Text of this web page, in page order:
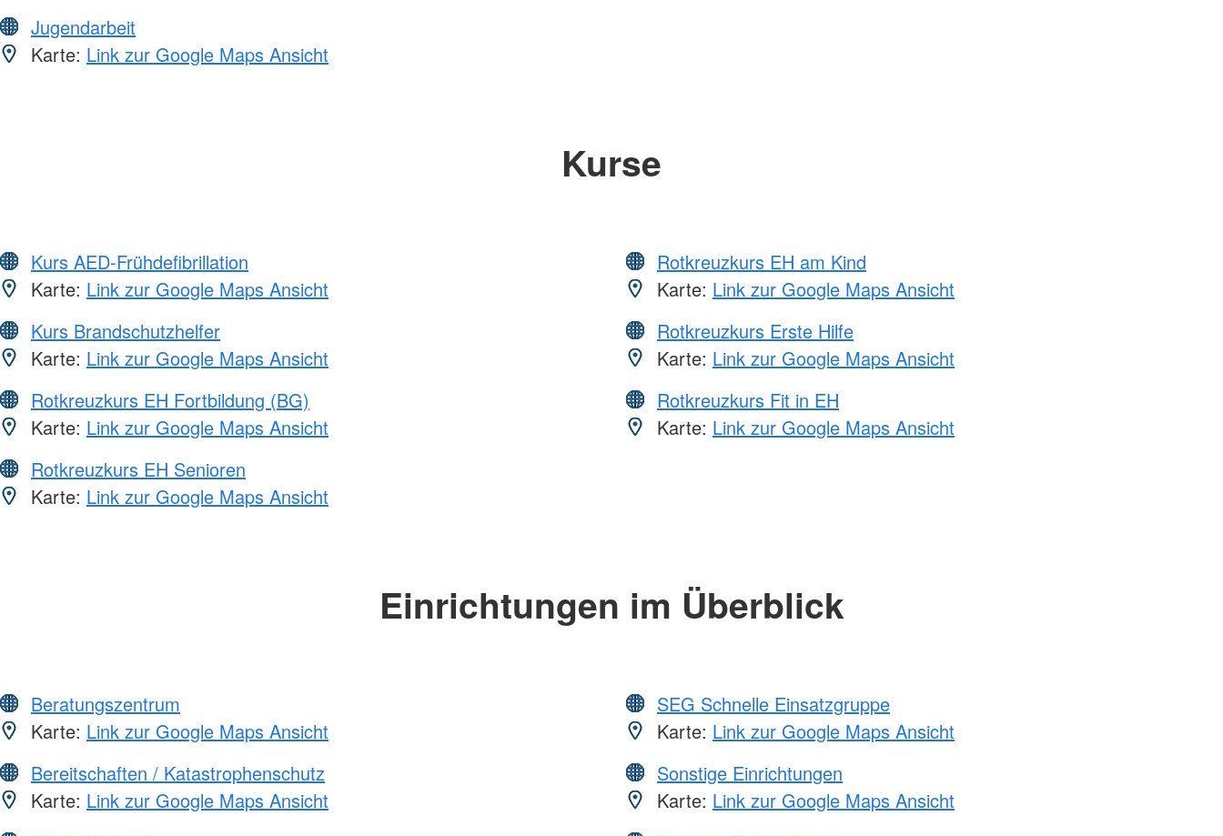
Jugendarbeit
Karte: Link zur Google Maps Ansicht
Kurse
Kurs AED-Frühdefibrillation
Karte: Link zur Google Maps Ansicht
Kurs Brandschutzhelfer
Karte: Link zur Google Maps Ansicht
Rotkreuzkurs EH Fortbildung (BG)
Karte: Link zur Google Maps Ansicht
Rotkreuzkurs EH Senioren
Karte: Link zur Google Maps Ansicht
Rotkreuzkurs EH am Kind
Karte: Link zur Google Maps Ansicht
Rotkreuzkurs Erste Hilfe
Karte: Link zur Google Maps Ansicht
Rotkreuzkurs Fit in EH
Karte: Link zur Google Maps Ansicht
Einrichtungen im Überblick
Beratungszentrum
Karte: Link zur Google Maps Ansicht
Bereitschaften / Katastrophenschutz
Karte: Link zur Google Maps Ansicht
SEG Schnelle Einsatzgruppe
Karte: Link zur Google Maps Ansicht
Sonstige Einrichtungen
Karte: Link zur Google Maps Ansicht